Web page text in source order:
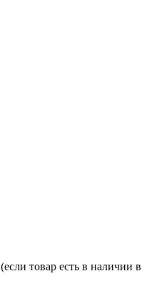
товар есть в наличии в